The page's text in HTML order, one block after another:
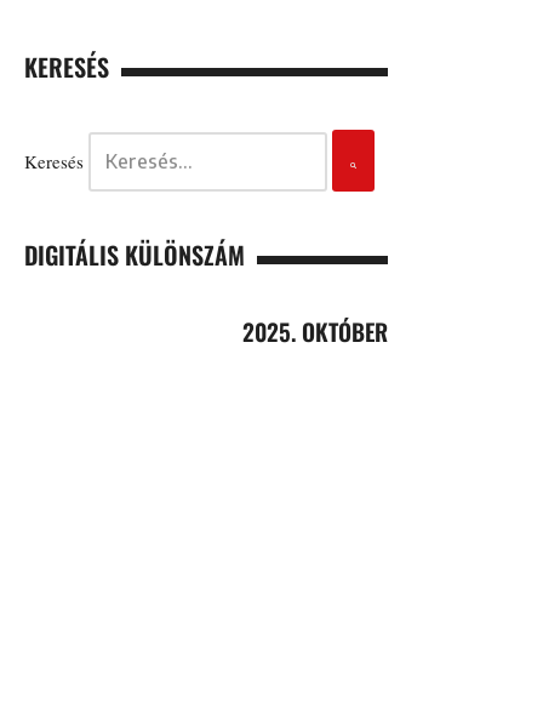
KERESÉS
Keresés
DIGITÁLIS KÜLÖNSZÁM
2025. OKTÓBER